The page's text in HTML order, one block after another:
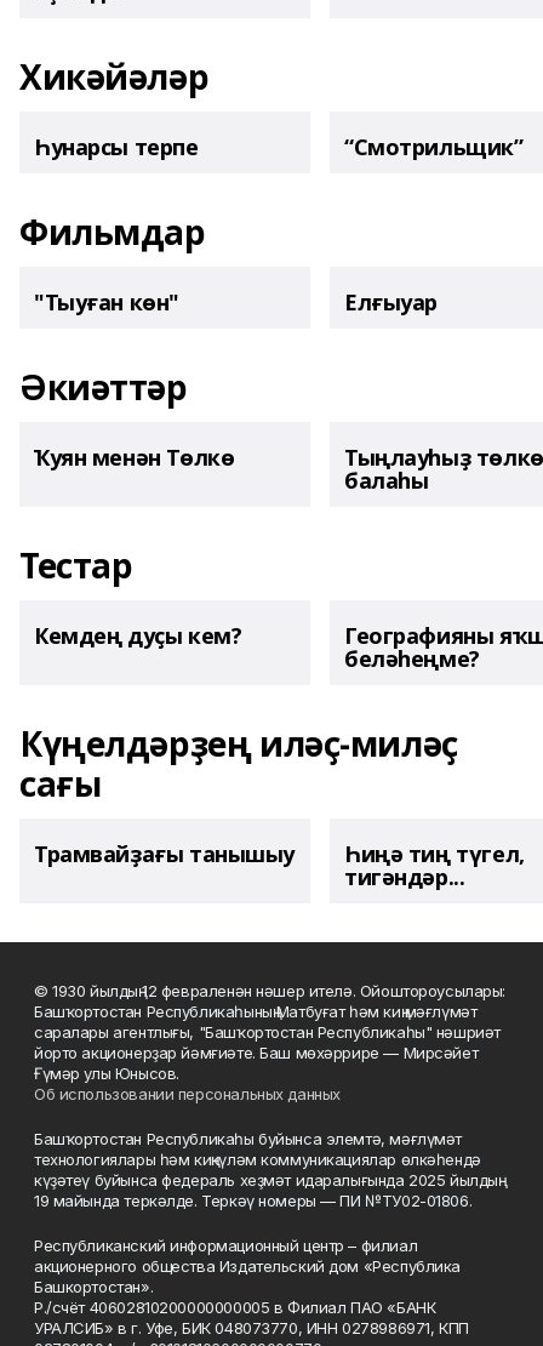
Хикәйәләр
Һунарсы терпе “Смотрильщик”
Фильмдар
"Тыуған көн" Елғыуар
Әкиәттәр
Ҡуян менән Төлкө Тыңлауһыҙ төлкө
балаһы
Тестар
Кемдең дуҫы кем? Географияны
беләһеңме?
Күңелдәрҙең иләҫ-миләҫ
сағы
Трамвайҙағы танышыу Һиңә тиң түгел,
тигәндәр...
© 1930 йылдың 12 февраленән нәшер ителә. Ойоштороусылары:
Башҡортостан Республикаһының Матбуғат һәм киң мәғлүмәт
саралары агентлығы, "Башҡортостан Республикаһы" нәшриәт
йорто акционерҙар йәмғиәте. Баш мөхәррире — Мирсәйет
Ғүмәр улы Юнысов.
Об использовании персональных данных
Башҡортостан Республикаһы буйынса элемтә, мәғлүмәт
технологиялары һәм киңкүләм коммуникациялар өлкәһендә
күҙәтеү буйынса федераль хеҙмәт идаралығында 2025 йылдың
19 майында теркәлде. Теркәү номеры — ПИ №ТУ02-01806.
Республиканский информационный центр – филиал
акционерного общества Издательский дом «Республика
Башкортостан».
Р./счёт 40602810200000000005 в Филиал ПАО «БАНК
УРАЛСИБ» в г. Уфе, БИК 048073770, ИНН 0278986971, КПП